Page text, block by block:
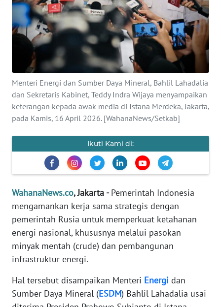
Menteri Energi dan Sumber Daya Mineral, Bahlil Lahadalia
dan Sekretaris Kabinet, Teddy Indra Wijaya menyampaikan
keterangan kepada awak media di Istana Merdeka, Jakarta,
pada Kamis, 16 April 2026. [WahanaNews/Setkab]
Ikuti Kami di:
WahanaNews.co, Jakarta -Pemerintah Indonesia
mengamankan kerja sama strategis dengan
pemerintah Rusia untuk memperkuat ketahanan
energi nasional, khususnya melalui pasokan
minyak mentah (crude) dan pembangunan
infrastruktur energi.
Hal tersebut disampaikan Menteri Energi dan
Sumber Daya Mineral (ESDM) Bahlil Lahadalia usai
SERBA-SERBI
PENDIDIKAN
OLAHRAGA
OPINI
INDEKS
BERITA
KONTAK
KAMI
INFO
IKLAN
TENTANG
KAMI